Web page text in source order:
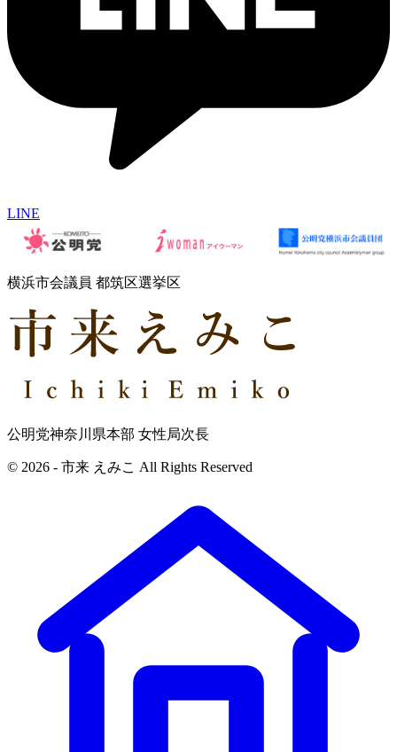
LINE
横浜市会議員 都筑区選挙区
公明党神奈川県本部 女性局次長
© 2026 - 市来 えみこ All Rights Reserved